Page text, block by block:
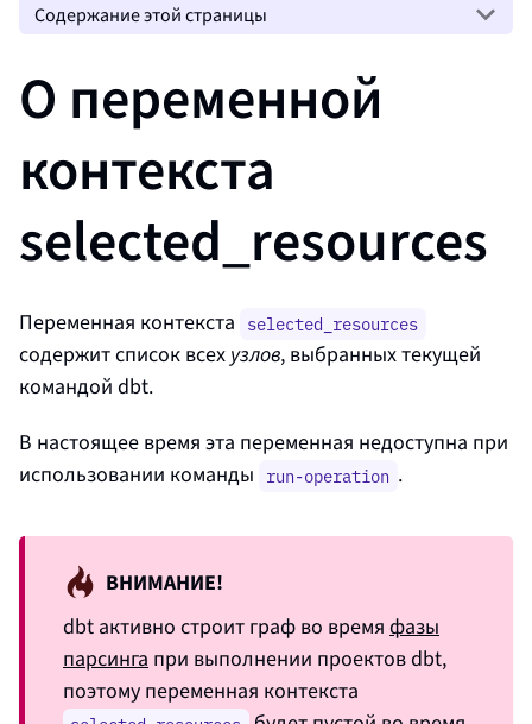
Содержание этой страницы
О переменной
контекста
selected_resources
Переменная контекста selected_resources
содержит список всех узлов, выбранных текущей
командой dbt.
В настоящее время эта переменная недоступна при
использовании команды run-operation .
ВНИМАНИЕ!
dbt активно строит граф во время фазы
парсинга при выполнении проектов dbt,
поэтому переменная контекста